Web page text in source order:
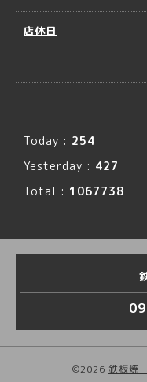
店休日
Today : 254
Yesterday : 427
Total : 1067738
©2026 鉄板焼